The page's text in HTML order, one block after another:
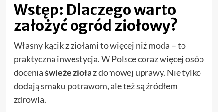
Wstęp: Dlaczego warto
założyć ogród ziołowy?
Własny kącik z ziołami to więcej niż moda – to
praktyczna inwestycja. W Polsce coraz więcej osób
doceniaświeże ziołaz domowej uprawy. Nie tylko
dodają smaku potrawom, ale też są źródłem
zdrowia.